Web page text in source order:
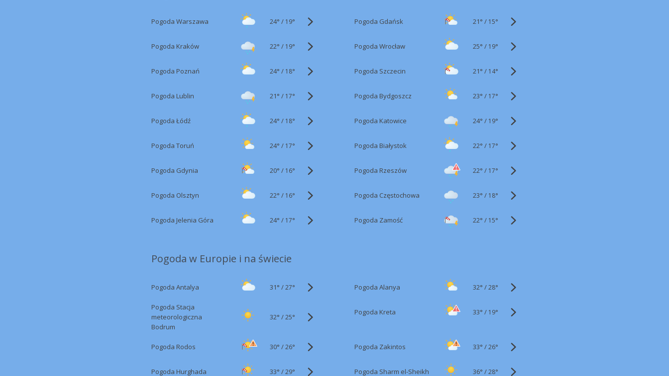
Pogoda Warszawa 24° / 19° Pogoda Gdańsk 21° / 15°
Pogoda Kraków 22° / 19° Pogoda Wrocław 25° / 19°
Pogoda Poznań 24° / 18° Pogoda Szczecin 21° / 14°
Pogoda Lublin 21° / 17° Pogoda Bydgoszcz 23° / 17°
Pogoda Łódź 24° / 18° Pogoda Katowice 24° / 19°
Pogoda Toruń 24° / 17° Pogoda Białystok 22° / 17°
Pogoda Gdynia 20° / 16° Pogoda Rzeszów 22° / 17°
Pogoda Olsztyn 22° / 16° Pogoda Częstochowa 23° / 18°
Pogoda Jelenia Góra 24° / 17° Pogoda Zamość 22° / 15°
Pogoda w Europie i na świecie
Pogoda Antalya 31° /27° Pogoda Alanya 32° /28°
Pogoda Stacja
meteorologiczna
Bodrum
32° /25°
Pogoda Kreta 33° / 19°
Pogoda Rodos 30° /26° Pogoda Zakintos 33° /26°
Pogoda Hurghada 33° /29° Pogoda Sharm el-Sheikh 36° /28°